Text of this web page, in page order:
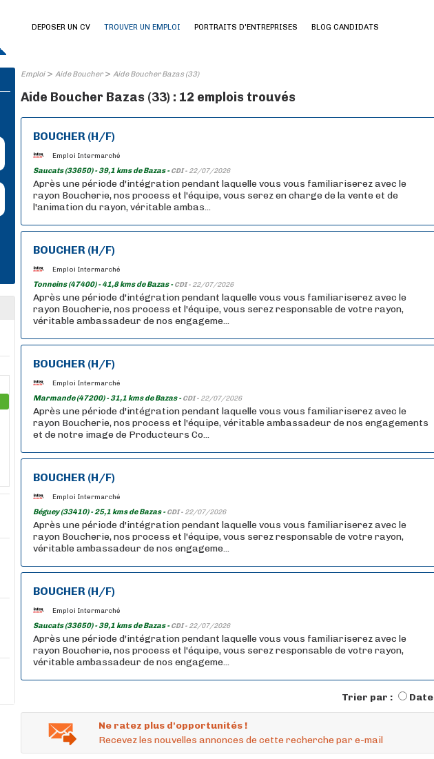
DEPOSER UN CV TROUVER UN EMPLOI PORTRAITS D'ENTREPRISES BLOG CANDIDATS
Emploi> Aide Boucher> Aide Boucher Bazas (33)
Aide Boucher Bazas (33) : 12 emplois trouvés
BOUCHER (H/F)
Emploi Intermarché
Saucats (33650) - 39,1 kms de Bazas -CDI - 22/07/2026
Après une période d'intégration pendant laquelle vous vous familiariserez avec le
rayon Boucherie, nos process et l'équipe, vous serez en charge de la vente et de
l'animation du rayon, véritable ambas...
BOUCHER (H/F)
Emploi Intermarché
Tonneins (47400) - 41,8 kms de Bazas -CDI - 22/07/2026
Après une période d'intégration pendant laquelle vous vous familiariserez avec le
rayon Boucherie, nos process et l'équipe, vous serez responsable de votre rayon,
véritable ambassadeur de nos engageme...
BOUCHER (H/F)
Emploi Intermarché
Marmande (47200) - 31,1 kms de Bazas -CDI - 22/07/2026
Après une période d'intégration pendant laquelle vous vous familiariserez avec le
rayon Boucherie, nos process et l'équipe, véritable ambassadeur de nos engagements
et de notre image de Producteurs Co...
BOUCHER (H/F)
Emploi Intermarché
Béguey (33410) - 25,1 kms de Bazas -CDI - 22/07/2026
Après une période d'intégration pendant laquelle vous vous familiariserez avec le
rayon Boucherie, nos process et l'équipe, vous serez responsable de votre rayon,
véritable ambassadeur de nos engageme...
BOUCHER (H/F)
Emploi Intermarché
Saucats (33650) - 39,1 kms de Bazas -CDI - 22/07/2026
Après une période d'intégration pendant laquelle vous vous familiariserez avec le
rayon Boucherie, nos process et l'équipe, vous serez responsable de votre rayon,
véritable ambassadeur de nos engageme...
Trier par : Date
Ne ratez plus d'opportunités !
Recevez les nouvelles annonces de cette recherche par e-mail